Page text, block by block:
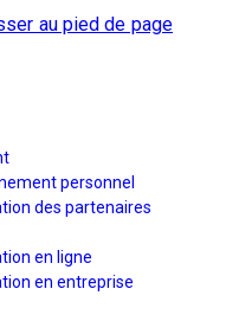
au pied de page
personnel
des partenaires
en ligne
en entreprise